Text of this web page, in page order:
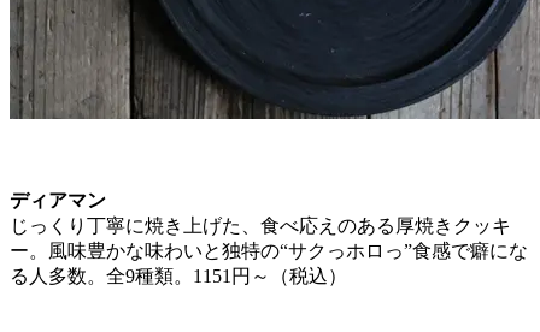
ディアマン
じっくり丁寧に焼き上げた、食べ応えのある厚焼きクッキ
ー。風味豊かな味わいと独特の“サクっホロっ”食感で癖にな
る人多数。全9種類。1151円～（税込）